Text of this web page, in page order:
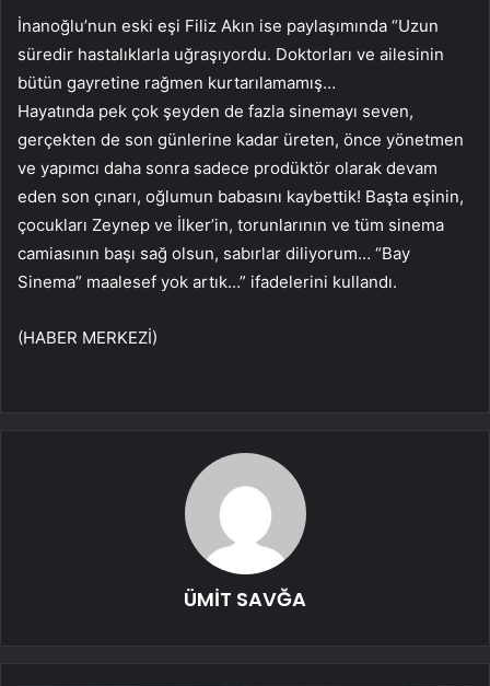
İnanoğlu’nun eski eşi Filiz Akın ise paylaşımında “Uzun
süredir hastalıklarla uğraşıyordu. Doktorları ve ailesinin
bütün gayretine rağmen kurtarılamamış…
Hayatında pek çok şeyden de fazla sinemayı seven,
gerçekten de son günlerine kadar üreten, önce yönetmen
ve yapımcı daha sonra sadece prodüktör olarak devam
eden son çınarı, oğlumun babasını kaybettik! Başta eşinin,
çocukları Zeynep ve İlker’in, torunlarının ve tüm sinema
camiasının başı sağ olsun, sabırlar diliyorum… “Bay
Sinema” maalesef yok artık…” ifadelerini kullandı.
(HABER MERKEZİ)
ÜMİT SAVĞA